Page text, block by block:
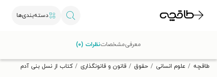
دسته‌بندی‌ها
تخفیف از طاقچه دریافت کن.
طاقچه علوم انسانی حقوق قانون و قانونگذاری کتاب از نسل بنی آدم
معرفیمشخصاتنظرات (۰)